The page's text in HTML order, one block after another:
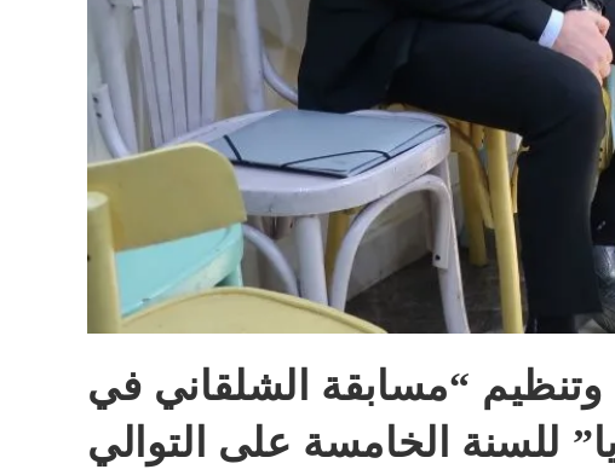
“مسابقة الشلقاني في
للسنة الخامسة على التوالي